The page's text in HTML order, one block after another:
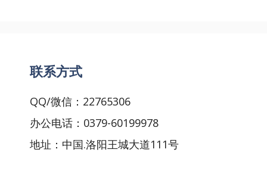
联系方式
QQ/微信：22765306
办公电话：0379-60199978
地址：中国.洛阳王城大道111号